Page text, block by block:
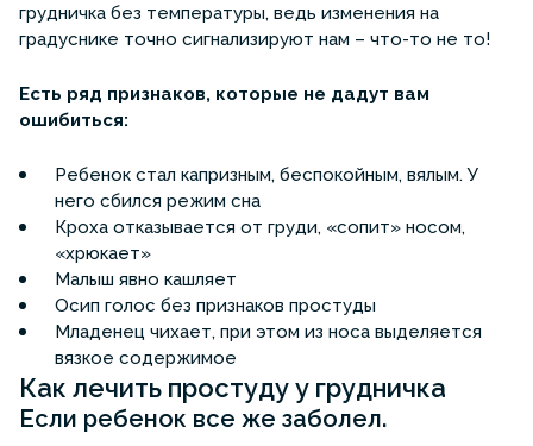
грудничка без температуры, ведь изменения на
градуснике точно сигнализируют нам – что-то не то!
Есть ряд признаков, которые не дадут вам
ошибиться:
Ребенок стал капризным, беспокойным, вялым. У
него сбился режим сна
Кроха отказывается от груди, «сопит» носом,
«хрюкает»
Малыш явно кашляет
Осип голос без признаков простуды
Младенец чихает, при этом из носа выделяется
вязкое содержимое
Как лечить простуду у грудничка
Если ребенок все же заболел.